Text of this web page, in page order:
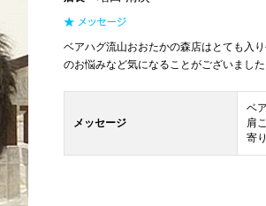
ベアハグ流山おおたかの森店はとても入
のお悩みなど気になることがございまし
メッセージ
ベ
肩
寄